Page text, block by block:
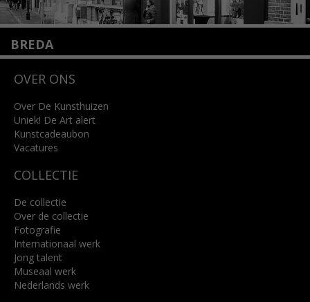
BREDA
4818 SB Breda
info@kunsthuisbreda.nl
Lees meer
OVER ONS
Over De Kunsthuizen
Uniek! De Art alert
Kunstcadeaubon
Vacatures
COLLECTIE
De collectie
Over de collectie
Fotografie
Internationaal werk
Jong talent
Museaal werk
Nederlands werk